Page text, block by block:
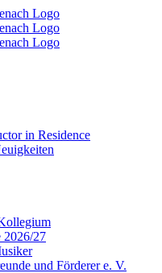
in Residence
2026/27
und Förderer e. V.